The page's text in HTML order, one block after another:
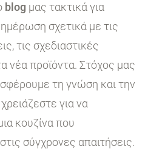
blog μας τακτικά για
σχετικά με τις
τις σχεδιαστικές
νέα προϊόντα. Στόχος μας
τη γνώση και την
για να
κουζίνα που
σύγχρονες απαιτήσεις.